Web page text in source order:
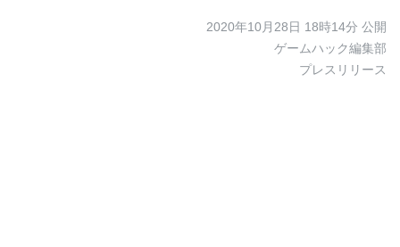
2020年10月28日 18時14分 公開
ゲームハック編集部
プレスリリース